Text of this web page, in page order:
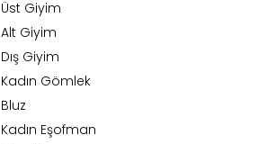
Üst Giyim
Alt Giyim
Dış Giyim
Kadın Gömlek
Bluz
Kadın Eşofman